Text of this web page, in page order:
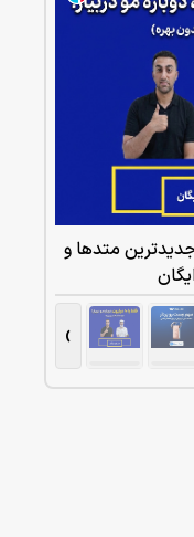
متدها و
›